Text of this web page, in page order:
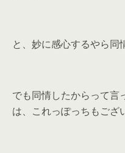
と、妙に感心するやら同
でも同情したからって言
は、これっぽっちもござ